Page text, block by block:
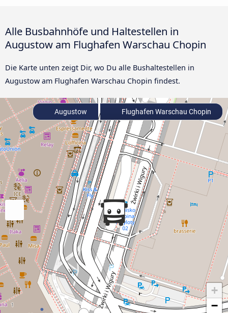
Alle Busbahnhöfe und Haltestellen in
Augustow am Flughafen Warschau Chopin
Die Karte unten zeigt Dir, wo Du alle Bushaltestellen in
Augustow am Flughafen Warschau Chopin findest.
+
−
Augustow Flughafen Warschau Chopin